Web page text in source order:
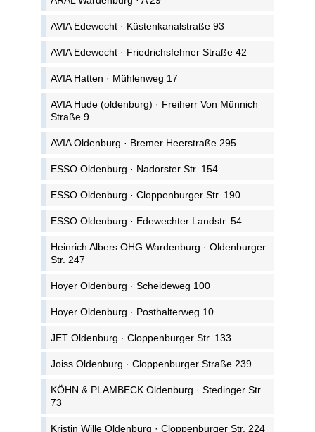
AVIA Edewecht · Küstenkanalstraße 93
AVIA Edewecht · Friedrichsfehner Straße 42
AVIA Hatten · Mühlenweg 17
AVIA Hude (oldenburg) · Freiherr Von Münnich
Straße 9
AVIA Oldenburg · Bremer Heerstraße 295
ESSO Oldenburg · Nadorster Str. 154
ESSO Oldenburg · Cloppenburger Str. 190
ESSO Oldenburg · Edewechter Landstr. 54
Heinrich Albers OHG Wardenburg · Oldenburger
Str. 247
Hoyer Oldenburg · Scheideweg 100
Hoyer Oldenburg · Posthalterweg 10
JET Oldenburg · Cloppenburger Str. 133
Joiss Oldenburg · Cloppenburger Straße 239
KÖHN & PLAMBECK Oldenburg · Stedinger Str.
73
Kristin Wille Oldenburg · Cloppenburger Str. 224